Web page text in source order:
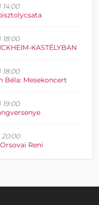
KASTÉLYBAN
Béla: Mesekoncert
Reni